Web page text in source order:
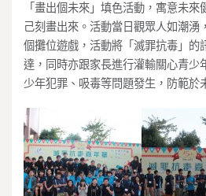
「畫出個未來」填色活動，寓意未來
己刻畫出來。活動當日觀眾人如潮湧
個攤位遊戲，活動將「滅罪抗毒」的
達，同時亦跟家長進行灌輸關心青少
少年犯罪、吸毒等問題發生，防範於